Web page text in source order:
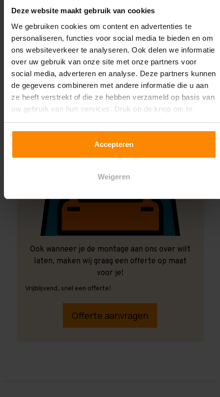
Deze website maakt gebruik van cookies
We gebruiken cookies om content en advertenties te
personaliseren, functies voor social media te bieden en om
ons websiteverkeer te analyseren. Ook delen we informatie
over uw gebruik van onze site met onze partners voor
social media, adverteren en analyse. Deze partners kunnen
de gegevens combineren met andere informatie die u aan
ze heeft verstrekt of die ze hebben verzameld op basis van
uw gebruik van hun services. Druk op de knop om te
accepteren!
Accepteren
Weigeren
Montage uitbesteden?
Laat ons het doen!
Ook wanneer je de montage aan ons over wilt
laten, maken wij graag een offerte op maat
voor je!
Vrijblijvend, snel een offerte!
Offerte aanvragen